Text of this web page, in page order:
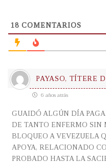
18 COMENTARIOS
PAYASO, TÍTERE
6 años atrás
GUAIDÓ ALGÚN DÍA
DE TANTO ENFERMO SIN
BLOQUEO A VEVEZUELA
APOYA, RELACIONADO
PROBADO HASTA LA